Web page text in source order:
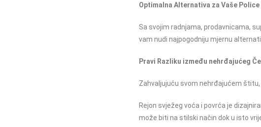
Optimalna Alternativa za Vaše Police
Sa svojim radnjama, prodavnicama,
vam nudi najpogodniju mjernu
Pravi Razliku između nehrđajućeg
Zahvaljujuću svom nehrđajućem
Rejon svježeg voća i povrća je
može biti na stilski način dok u isto